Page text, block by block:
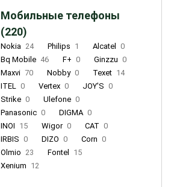
Мобильные телефоны
(220)
Nokia 24 Philips 1 Alcatel
0
Bq Mobile 46 F+ 0 Ginzzu 0
Maxvi 70 Nobby 0 Texet 14
ITEL 0 Vertex 0 JOY'S 0
Strike 0 Ulefone 0
Panasonic 0 DIGMA 0
INOI 15 Wigor 0 CAT 0
IRBIS 0 DIZO 0 Corn 0
Olmio 23 Fontel
15
Xenium 12